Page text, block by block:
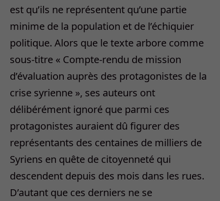
est qu’ils ne représentent qu’une partie
minime de la population et de l’échiquier
politique. Alors que le texte arbore comme
sous-titre « Compte-rendu de mission
d’évaluation auprès des protagonistes de la
crise syrienne », ses auteurs ont
délibérément ignoré que parmi ces
protagonistes auraient dû figurer des
représentants des centaines de milliers de
Syriens en quête de citoyenneté qui
descendent depuis des mois dans les rues.
D’autant que ces derniers ne se